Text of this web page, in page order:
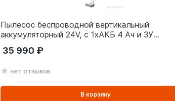
Пылесос беспроводной вертикальный
аккумуляторный 24V, с 1хАКБ 4 Ач и ЗУ
нет отзывов
35 990
В корзину